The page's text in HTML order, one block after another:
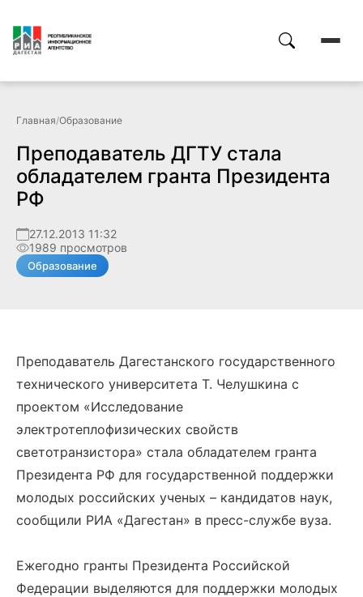
Главная/Образование
Преподаватель ДГТУ стала
обладателем гранта Президента
РФ
27.12.2013 11:32
1989 просмотров
Образование
Преподаватель Дагестанского государственного
технического университета Т. Челушкина с
проектом «Исследование
электротеплофизических свойств
светотранзистора» стала обладателем гранта
Президента РФ для государственной поддержки
молодых российских ученых – кандидатов наук,
сообщили РИА «Дагестан» в пресс-службе вуза.
Ежегодно гранты Президента Российской
Федерации выделяются для поддержки молодых